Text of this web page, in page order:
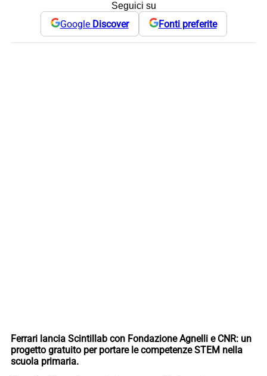
Seguici su
Google Discover Fonti preferite
Ferrari lancia Scintillab con Fondazione Agnelli e CNR: un
progetto gratuito per portare le competenze STEM nella
scuola primaria.